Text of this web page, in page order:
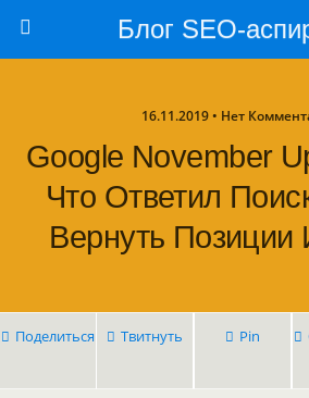
Блог SEO-
16.11.2019 • Нет
Google November
Что Ответил
Вернуть
Поделиться Твитнуть Pin